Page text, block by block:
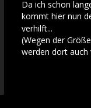
Da ich schon
kommt hier nun
verhilft...
(Wegen der
werden dort auch